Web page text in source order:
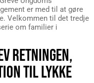
er med til at gøre
Velkommen til det tredje
om familier i
RETNINGEN,
TIL LYKKE